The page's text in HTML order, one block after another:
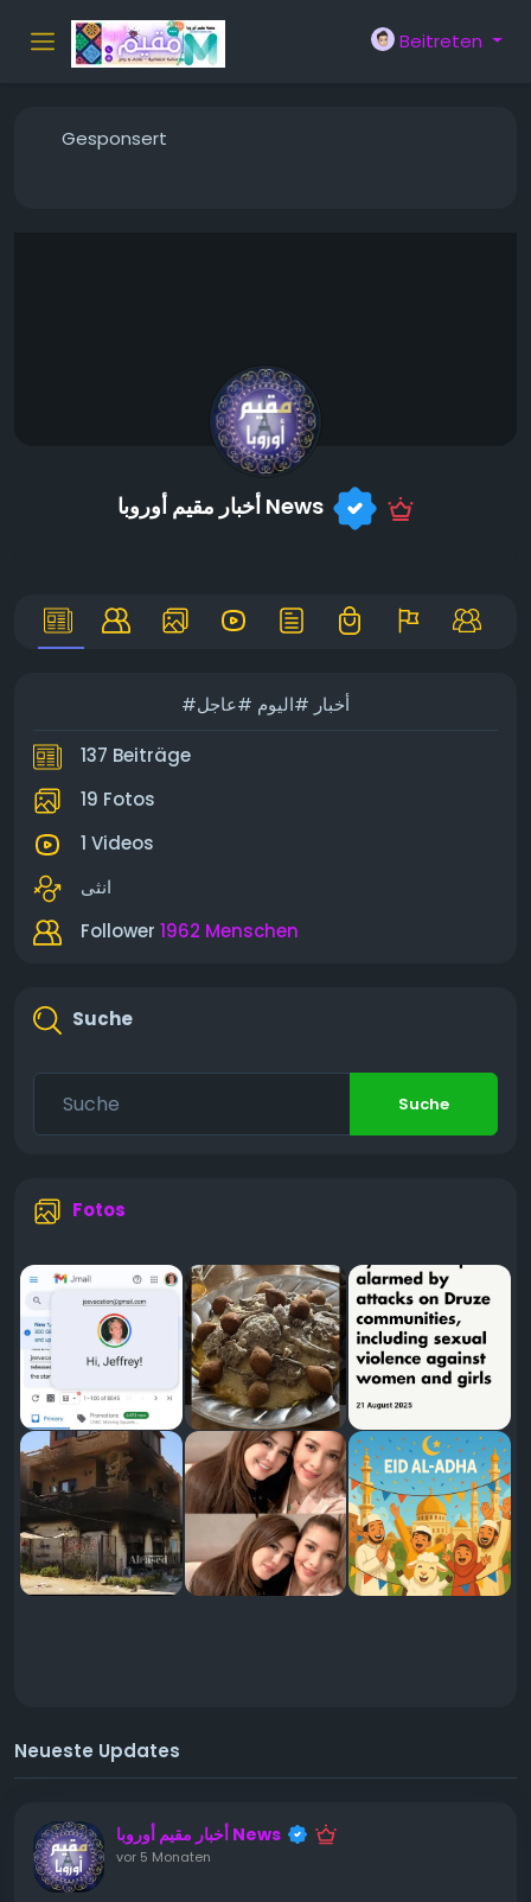
Beitreten
Gesponsert
أخبار مقيم أوروبا News
#أخبار #اليوم #عاجل
137 Beiträge
19 Fotos
1 Videos
انثى
Follower 1962 Menschen
Suche
Suche
Fotos
Neueste Updates
أخبار مقيم أوروبا News
vor 5 Monaten